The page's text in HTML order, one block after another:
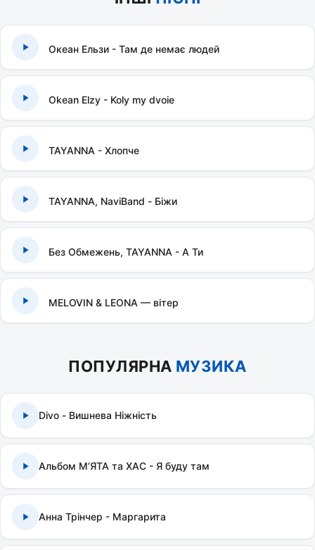
Океан Ельзи - Там де немає людей
Okean Elzy - Koly my dvoie
TAYANNA - Хлопче
TAYANNA, NaviBand - Біжи
Без Обмежень, TAYANNA - А Ти
MELOVIN & LEONA — вітер
ПОПУЛЯРНА МУЗИКА
Divo - Вишнева Ніжність
Альбом МʼЯТА та ХАС - Я буду там
Анна Трінчер - Маргарита